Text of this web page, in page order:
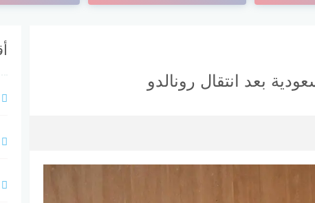
بعد انتقال رونالدو